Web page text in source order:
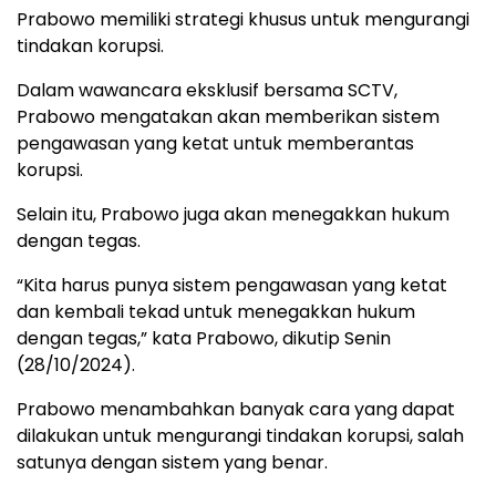
Prabowo memiliki strategi khusus untuk mengurangi
tindakan korupsi.
Dalam wawancara eksklusif bersama SCTV,
Prabowo mengatakan akan memberikan sistem
pengawasan yang ketat untuk memberantas
korupsi.
Selain itu, Prabowo juga akan menegakkan hukum
dengan tegas.
“Kita harus punya sistem pengawasan yang ketat
dan kembali tekad untuk menegakkan hukum
dengan tegas,” kata Prabowo, dikutip Senin
(28/10/2024).
Prabowo menambahkan banyak cara yang dapat
dilakukan untuk mengurangi tindakan korupsi, salah
satunya dengan sistem yang benar.